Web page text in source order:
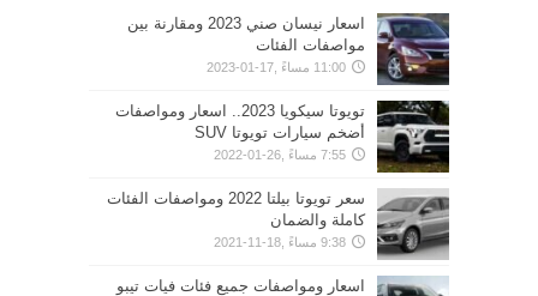
اسعار نيسان صني 2023 ومقارنة بين
مواصفات الفئات
11:00 مساءً ,17-01-2023
تويوتا سيكويا 2023.. اسعار ومواصفات
أضخم سيارات تويوتا SUV
7:55 مساءً ,26-01-2022
سعر تويوتا بيلتا 2022 ومواصفات الفئات
كاملة والضمان
9:38 مساءً ,18-11-2021
اسعار ومواصفات جميع فئات فيات تيبو